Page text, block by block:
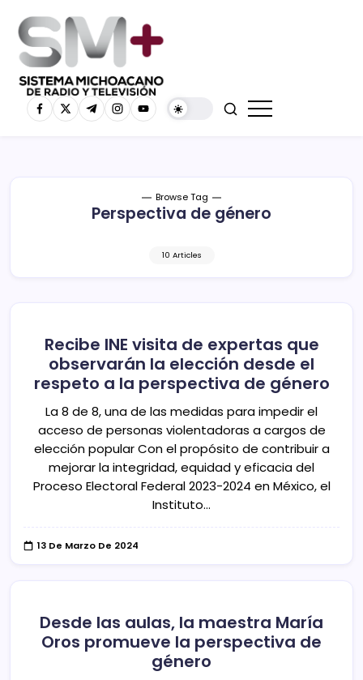
Browse Tag
Perspectiva de género
10 Articles
Recibe INE visita de expertas que
observarán la elección desde el
respeto a la perspectiva de género
La 8 de 8, una de las medidas para impedir el
acceso de personas violentadoras a cargos de
elección popular Con el propósito de contribuir a
mejorar la integridad, equidad y eficacia del
Proceso Electoral Federal 2023-2024 en México, el
Instituto…
13 De Marzo De 2024
Desde las aulas, la maestra María
Oros promueve la perspectiva de
género